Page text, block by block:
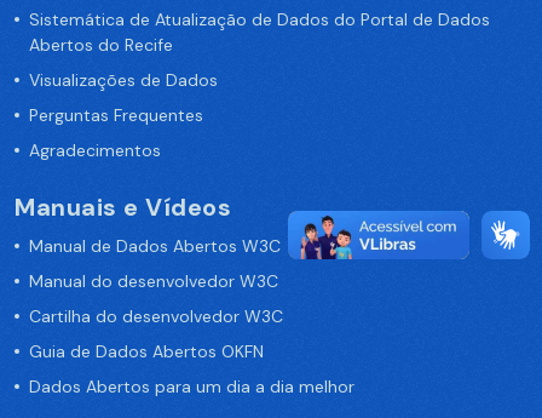
Sistemática de Atualização de Dados do Portal de Dados
Abertos do Recife
Visualizações de Dados
Perguntas Frequentes
Agradecimentos
Manuais e Vídeos
Manual de Dados Abertos W3C
Manual do desenvolvedor W3C
Cartilha do desenvolvedor W3C
Guia de Dados Abertos OKFN
Dados Abertos para um dia a dia melhor